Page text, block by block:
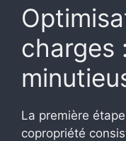
charges
La première
copropriété